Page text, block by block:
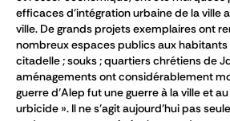
efficaces d’intégration urbaine de la ville
ville. De grands projets exemplaires ont
nombreux espaces publics aux habitants
citadelle ; souks ; quartiers chrétiens de
aménagements ont considérablement
guerre d’Alep fut une guerre à la ville et
urbicide ». Il ne s’agit aujourd’hui pas